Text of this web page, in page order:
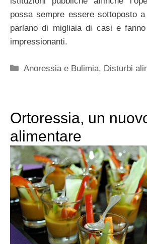
possa sempre essere sottoposto
parlano di migliaia di casi e
impressionanti.
Categorie
Anoressia e Bulimia, Disturbi
Ortoressia, un
alimentare